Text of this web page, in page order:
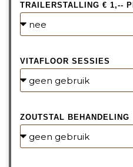
TRAILERSTALLING € 1,--
VITAFLOOR SESSIES
ZOUTSTAL BEHANDELING